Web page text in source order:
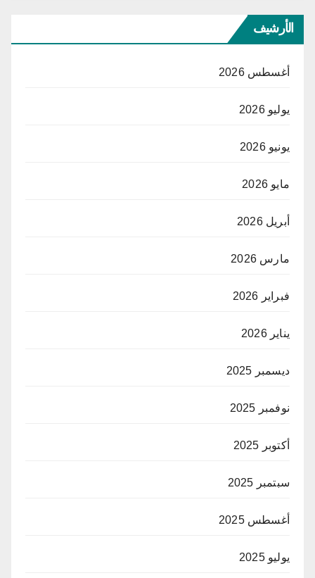
الأرشيف
أغسطس 2026
يوليو 2026
يونيو 2026
مايو 2026
أبريل 2026
مارس 2026
فبراير 2026
يناير 2026
ديسمبر 2025
نوفمبر 2025
أكتوبر 2025
سبتمبر 2025
أغسطس 2025
يوليو 2025